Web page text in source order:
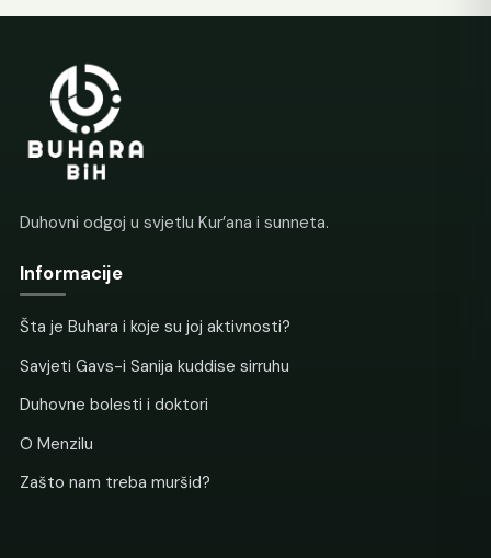
Duhovni odgoj u svjetlu Kur’ana i sunneta.
Informacije
Šta je Buhara i koje su joj aktivnosti?
Savjeti Gavs-i Sanija kuddise sirruhu
Duhovne bolesti i doktori
O Menzilu
Zašto nam treba muršid?